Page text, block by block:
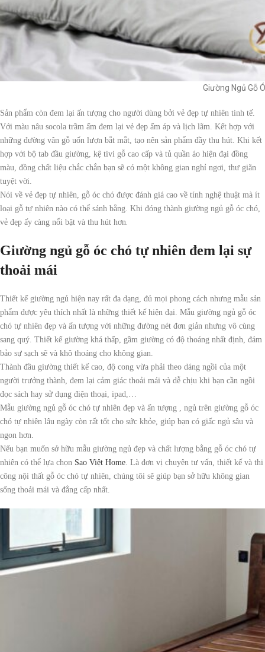
Giường Ngủ Gỗ
Sản phẩm còn đem lại ấn tượng cho người dùng bởi vẻ đẹp tự nhiên tinh tế.
Với màu nâu socola trầm ấm đem lại vẻ đẹp ấm áp và lịch lãm. Kết hợp với
những đường vân gỗ uốn lượn bắt mắt, tạo nên sản phẩm đầy thu hút. Khi kết
hợp với bộ tab đầu giường, kệ tivi gỗ cao cấp và tủ quần áo hiện đại đồng
màu, đồng chất liệu chắc chắn bạn sẽ có một không gian nghỉ ngơi, thư giãn
tuyệt vời.
Nói về vẻ đẹp tự nhiên, gỗ óc chó được đánh giá cao về tính nghệ thuật mà ít
loại gỗ tự nhiên nào có thể sánh bằng. Khi đóng thành giường ngủ gỗ óc chó,
vẻ đẹp ấy càng nổi bật và thu hút hơn
Giường ngủ gỗ óc chó tự nhiên đem lại sự
thoải mái
Thiết kế giường ngủ hiện nay rất đa dạng, đủ mọi phong cách nhưng mẫu sản
phẩm được yêu thích nhất là những thiết kế hiện đại. Mẫu giường ngủ gỗ óc
chó tự nhiên đẹp và ấn tượng với những đường nét đơn giản nhưng vô cùng
sang quý. Thiết kế giường khá thấp, gầm giường có độ thoáng nhất định, đảm
bảo sự sạch sẽ và khô thoáng cho không gian.
Thành đầu giường thiết kế cao, độ cong vừa phải theo dáng ngồi của một
người trưởng thành, đem lại cảm giác thoải mái và dễ chịu khi bạn cần ngồi
đọc sách hay sử dụng điện thoại, ipad,…
Mẫu giường ngủ gỗ óc chó tự nhiên đẹp và ấn tượng , ngủ trên giường gỗ óc
chó tự nhiên lâu ngày còn rất tốt cho sức khỏe, giúp bạn có giấc ngủ sâu và
ngon hơn.
Nếu bạn muốn sở hữu mẫu giường ngủ đẹp và chất lượng bằng gỗ óc chó tự
nhiên có thể lựa chọn Sao Việt Home . Là đơn vị chuyên tư vấn, thiết kế và thi
công nội thất gỗ óc chó tự nhiên, chúng tôi sẽ giúp bạn sở hữu không gian
sống thoải mái và đẳng cấp nhất.